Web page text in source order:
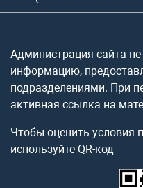
Администрация сайта не
информацию,
подразделениями. При
активная ссылка на
Чтобы оценить условия
используйте QR-код